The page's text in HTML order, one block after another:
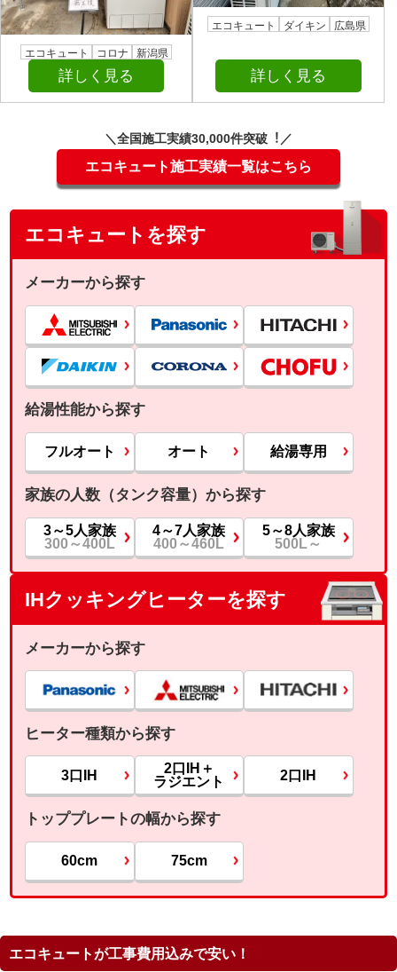
エコキュート コロナ 新潟県
詳しく見る
エコキュート ダイキン 広島県
詳しく見る
＼全国施⼯実績30,000件突破︕／
エコキュート施工実績一覧はこちら
エコキュートを探す
メーカーから探す
給湯性能から探す
フルオート オート 給湯専用
家族の人数（タンク容量）から探す
3～5人家族
300～400L
4～7人家族
400～460L
5～8人家族
500L～
IHクッキングヒーターを探す
メーカーから探す
ヒーター種類から探す
3口IH
2口IH＋
ラジエント
2口IH
トッププレートの幅から探す
60cm 75cm
エコキュートが工事費用込みで安い！